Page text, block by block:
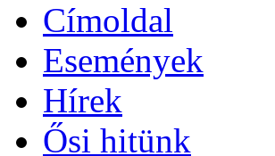
Címoldal
Események
Hírek
Ősi hitünk